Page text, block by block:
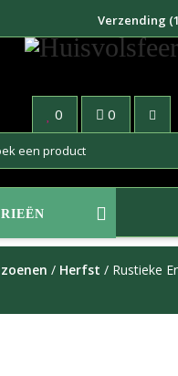
Verzending
0 0
/ Herfst / Rustieke